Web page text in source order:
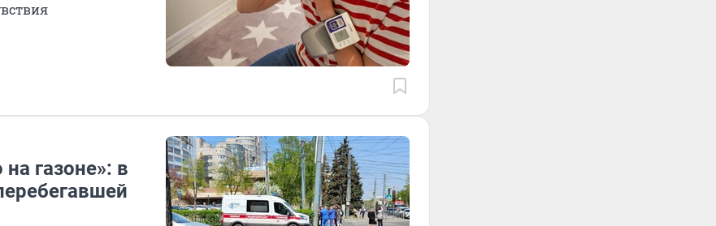
газоне»: в